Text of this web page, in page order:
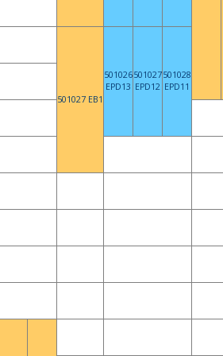
501027 EB1
501026
EPD13
501027
EPD12
501028
EPD11